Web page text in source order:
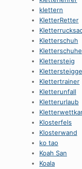
klettern
KletterRetter
Kletterschuh
Kletterschuhe
Klettersteig
Klettertrainer
Kletterunfall
Kletterurlaub
Klosterfels
Klosterwand
ko tao
Koah San
Koala